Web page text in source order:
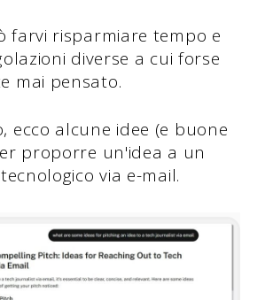
farvi risparmiare tempo e
diverse a cui forse
mai pensato.
ecco alcune idee (e buone
proporre un'idea a un
via e-mail.